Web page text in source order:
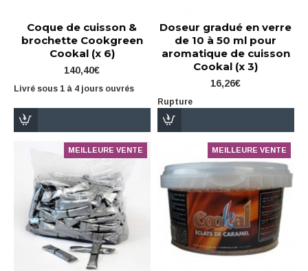
Coque de cuisson &
brochette Cookgreen
Cookal (x 6)
140,40€
Livré sous 1 à 4 jours ouvrés
Doseur gradué en verre
de 10 à 50 ml pour
aromatique de cuisson
Cookal (x 3)
16,26€
Rupture
MEILLEURE VENTE MEILLEURE VENTE